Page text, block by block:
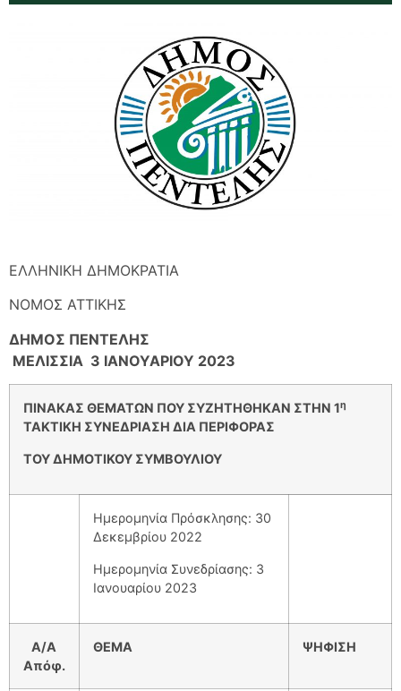
ΕΛΛΗΝΙΚΗ ΔΗΜΟΚΡΑΤΙΑ
ΝΟΜOΣ ΑΤΤΙΚΗΣ
ΔΗΜΟΣ ΠΕΝΤΕΛΗΣ
ΜΕΛΙΣΣΙΑ 3 ΙΑΝΟΥΑΡΙΟΥ 2023
ΠΙΝΑΚΑΣ ΘΕΜΑΤΩΝ ΠΟΥ ΣΥΖΗΤΗΘΗΚΑΝ ΣΤΗΝ 1η
ΤΑΚΤΙΚΗ ΣΥΝΕΔΡΙΑΣΗ ΔΙΑ ΠΕΡΙΦΟΡΑΣ
ΤΟΥ ΔΗΜΟΤΙΚΟΥ ΣΥΜΒΟΥΛΙΟΥ
Ημερομηνία Πρόσκλησης: 30
Δεκεμβρίου 2022
Ημερομηνία Συνεδρίασης: 3
Ιανουαρίου 2023
Α/A
Απόφ.
ΘΕΜΑ ΨΗΦΙΣΗ